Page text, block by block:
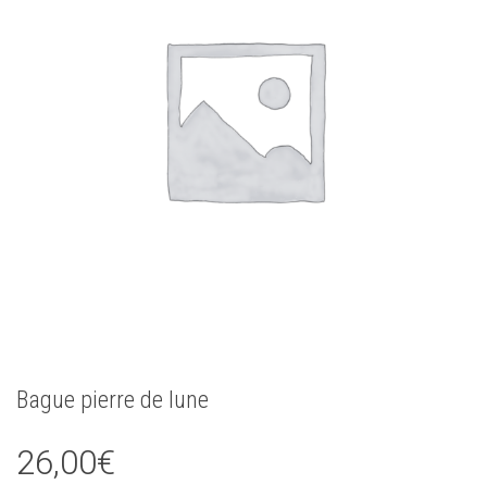
Bague pierre de lune
26,00€